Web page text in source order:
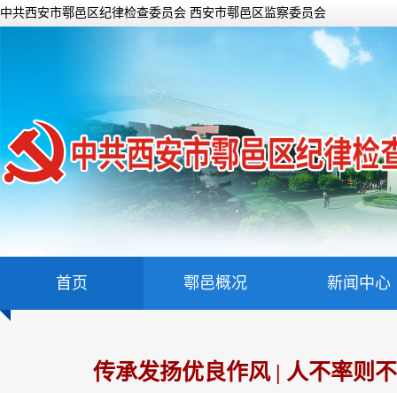
中共西安市鄠邑区纪律检查委员会 西安市鄠邑区监察委员会
首页 鄠邑概况 新闻中心
传承发扬优良作风 | 人不率则